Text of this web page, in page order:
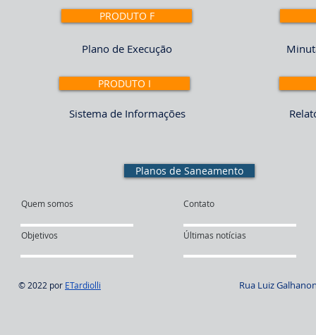
PRODUTO F
Plano de Execução
PRODUTO I
Sistema de Informações
Planos de Saneamento
© 2022 por ETardiolli
Objetivos
Quem somos
Últimas notícias
Contato
Rua Luiz